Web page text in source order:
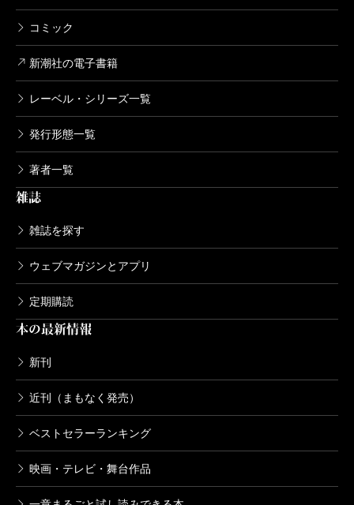
コミック
新潮社の電子書籍
レーベル・シリーズ一覧
発行形態一覧
著者一覧
雑誌
雑誌を探す
ウェブマガジンとアプリ
定期購読
本の最新情報
新刊
近刊（まもなく発売）
ベストセラーランキング
映画・テレビ・舞台作品